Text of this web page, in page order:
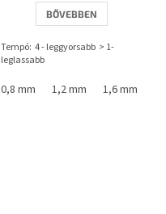
BŐVEBBEN
Tempó: 4 - leggyorsabb > 1-
leglassabb
0,8 mm 1,2 mm 1,6 mm